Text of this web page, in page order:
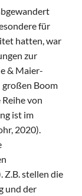
für
hatten, war
zur
& Maier-
großen Boom
von
ist im
2020).
Z.B. stellen die
und der